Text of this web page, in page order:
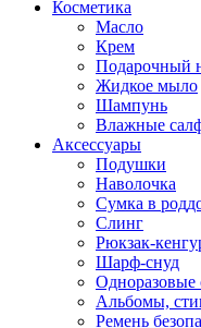
Косметика
Масло
Крем
Подарочный
Жидкое мыло
Шампунь
Влажные
Аксессуары
Подушки
Наволочка
Сумка в
Cлинг
Рюкзак-
Шарф-снуд
Одноразовые
Альбомы,
Ремень